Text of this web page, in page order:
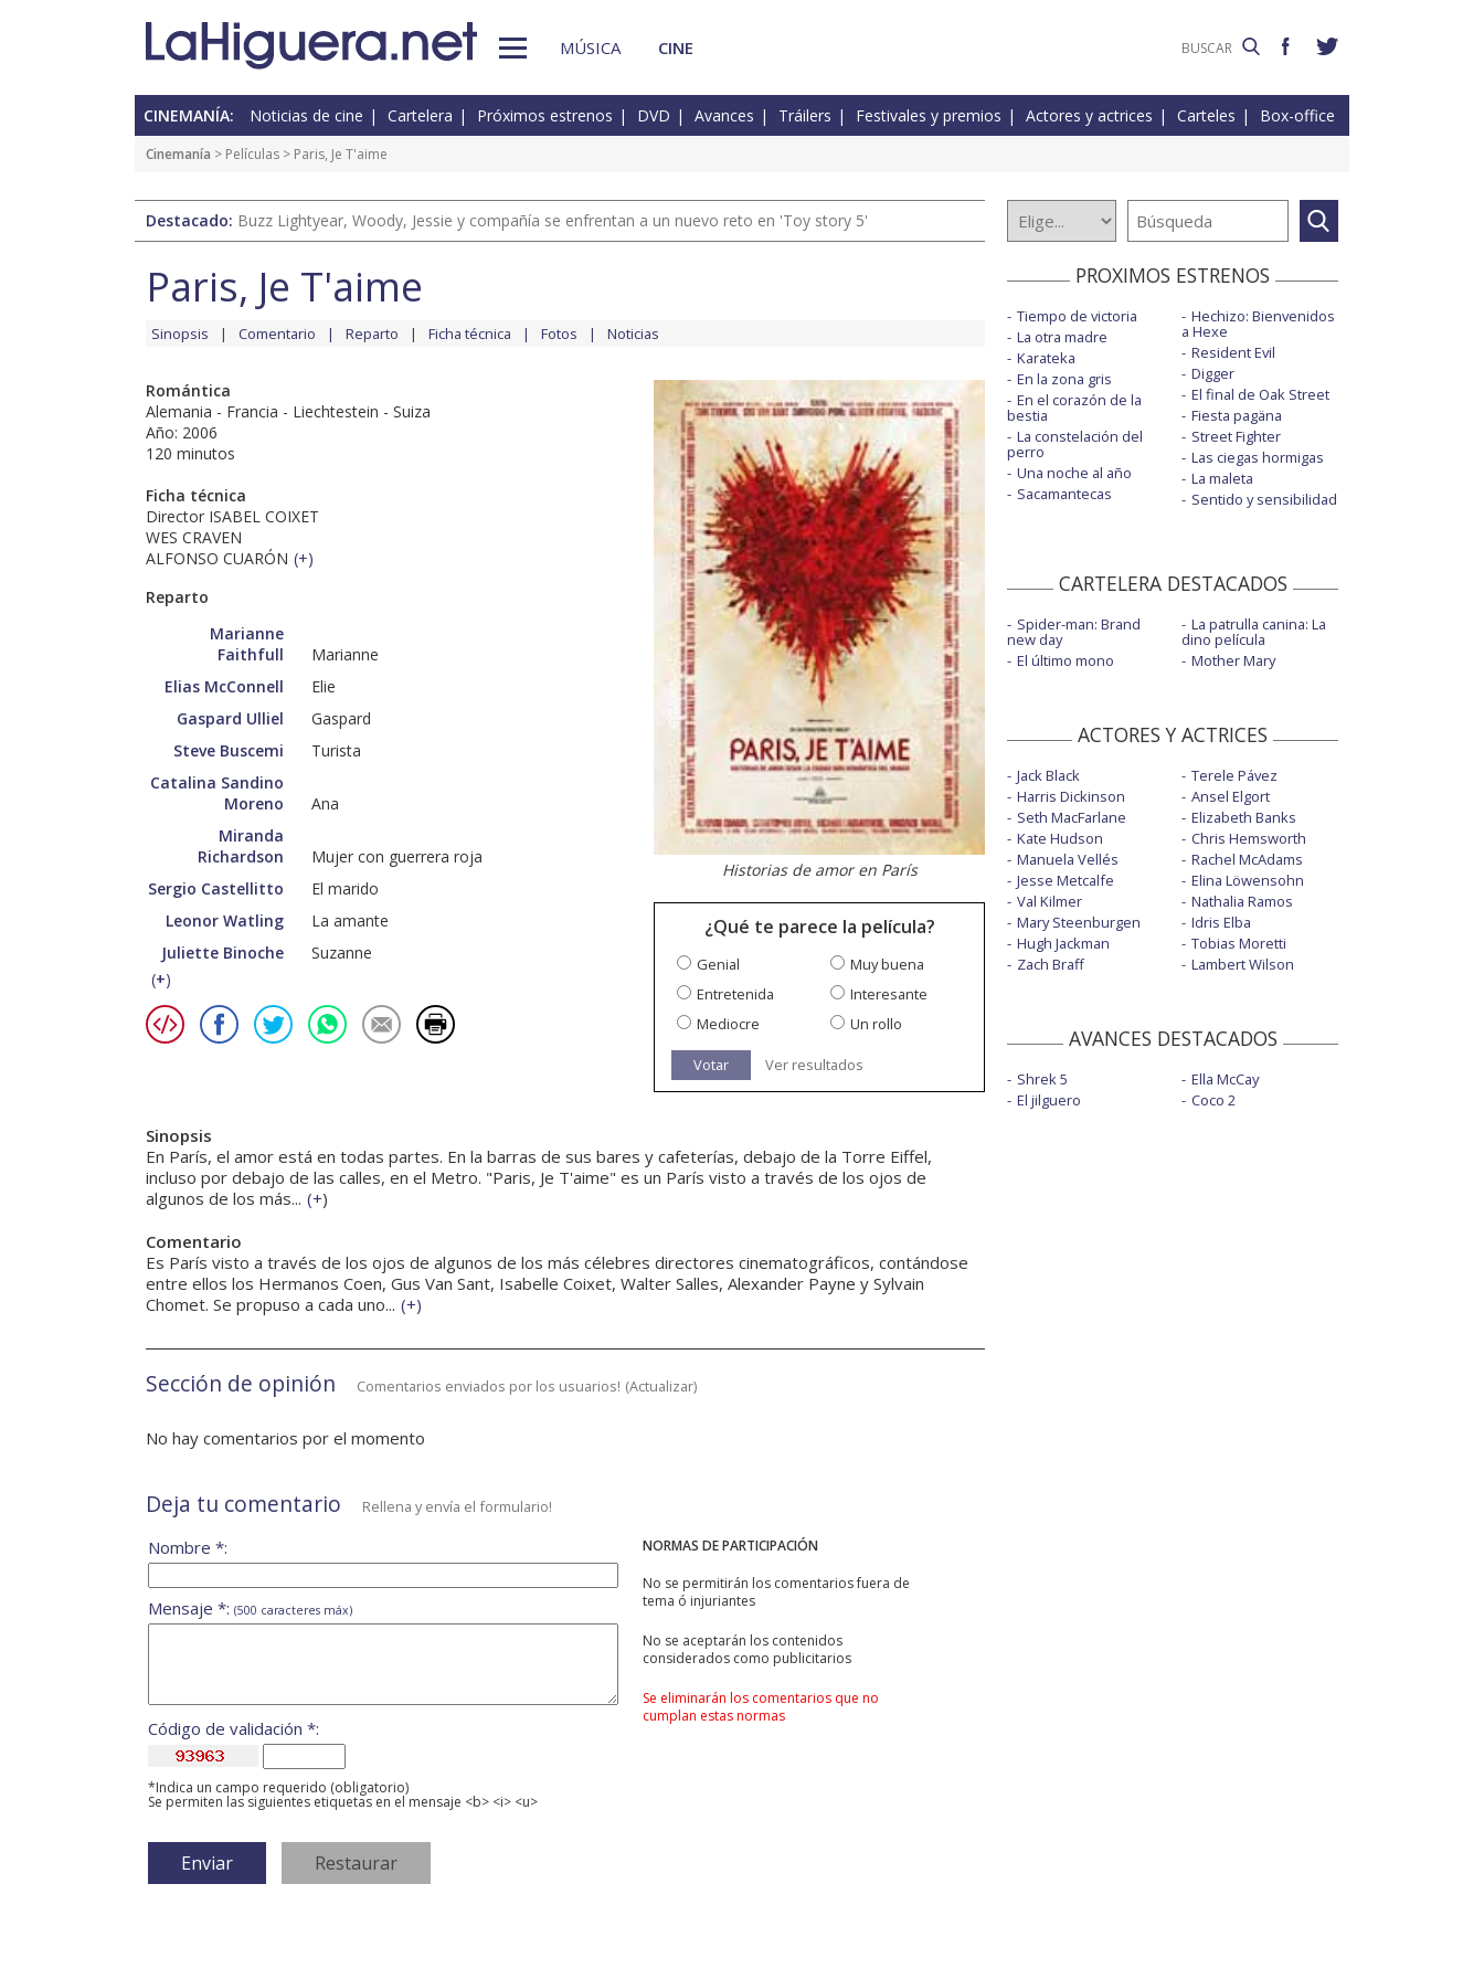
MÚSICA CINE
CINEMANÍA: Noticias de cine Cartelera Próximos estrenos DVD Avances Tráilers Festivales y premios Actores y actrices Carteles Box-office
Cinemanía > Películas > Paris, Je T'aime
Destacado: Buzz Lightyear, Woody, Jessie y compañía se enfrentan a un nuevo reto en 'Toy story 5'
Paris, Je T'aime
Sinopsis Comentario Reparto Ficha técnica Fotos Noticias
Romántica
Alemania - Francia - Liechtestein - Suiza
Año: 2006
120 minutos
Ficha técnica
Director ISABEL COIXET
WES CRAVEN
ALFONSO CUARÓN (+)
Reparto
Marianne
Faithfull
Marianne
Elias McConnell
Elie
Gaspard Ulliel
Gaspard
Steve Buscemi
Turista
Catalina Sandino
Moreno
Ana
Miranda
Richardson
Mujer con guerrera roja
Sergio Castellitto
El marido
Leonor Watling
La amante
Juliette Binoche
Suzanne
(+)
Historias de amor en París
¿Qué te parece la película?
Genial
Muy buena
Entretenida
Interesante
Mediocre
Un rollo
Votar Ver resultados
Sinopsis
En París, el amor está en todas partes. En la barras de sus bares y cafeterías, debajo de la Torre Eiffel,
incluso por debajo de las calles, en el Metro. "Paris, Je T'aime" es un París visto a través de los ojos de
algunos de los más... (+)
Comentario
Es París visto a través de los ojos de algunos de los más célebres directores cinematográficos, contándose
entre ellos los Hermanos Coen, Gus Van Sant, Isabelle Coixet, Walter Salles, Alexander Payne y Sylvain
Chomet. Se propuso a cada uno... (+)
Sección de opinión Comentarios enviados por los usuarios! (Actualizar)
No hay comentarios por el momento
Deja tu comentario Rellena y envía el formulario!
NORMAS DE PARTICIPACIÓN
No se permitirán los comentarios fuera de
tema ó injuriantes
No se aceptarán los contenidos
considerados como publicitarios
Se eliminarán los comentarios que no
cumplan estas normas
Nombre *:
Mensaje *: (500 caracteres máx)
Código de validación *:
*Indica un campo requerido (obligatorio)
Se permiten las siguientes etiquetas en el mensaje <b> <i> <u>
PROXIMOS ESTRENOS
Tiempo de victoria
La otra madre
Karateka
En la zona gris
En el corazón de la
bestia
La constelación del
perro
Una noche al año
Sacamantecas
Hechizo: Bienvenidos
a Hexe
Resident Evil
Digger
El final de Oak Street
Fiesta pagäna
Street Fighter
Las ciegas hormigas
La maleta
Sentido y sensibilidad
CARTELERA DESTACADOS
Spider-man: Brand
new day
El último mono
La patrulla canina: La
dino película
Mother Mary
ACTORES Y ACTRICES
Jack Black
Harris Dickinson
Seth MacFarlane
Kate Hudson
Manuela Vellés
Jesse Metcalfe
Val Kilmer
Mary Steenburgen
Hugh Jackman
Zach Braff
Terele Pávez
Ansel Elgort
Elizabeth Banks
Chris Hemsworth
Rachel McAdams
Elina Löwensohn
Nathalia Ramos
Idris Elba
Tobias Moretti
Lambert Wilson
AVANCES DESTACADOS
Shrek 5
El jilguero
Ella McCay
Coco 2